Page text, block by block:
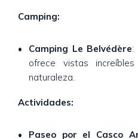
Camping:
Camping Le Belvédère:
ofrece vistas
naturaleza.
Actividades:
Paseo por el Casco